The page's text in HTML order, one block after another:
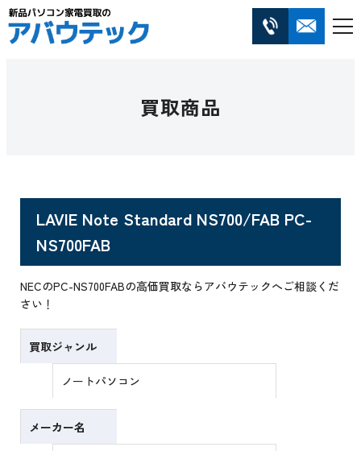
買取商品
LAVIE Note Standard NS700/FAB PC-
NS700FAB
NECのPC-NS700FABの高価買取ならアバウテックへご相談くだ
さい！
買取ジャンル
ノートパソコン
メーカー名